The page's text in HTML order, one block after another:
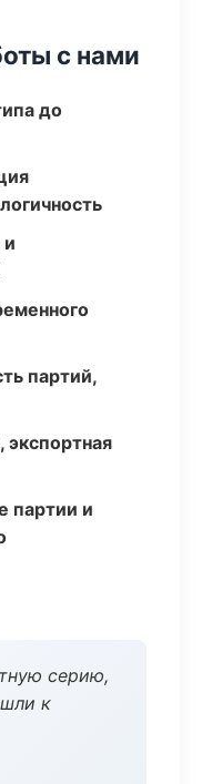
с нами
до
и
партий,
партии и
серию,
к